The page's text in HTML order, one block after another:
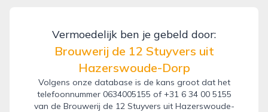
Vermoedelijk ben je gebeld door:
Brouwerij de 12 Stuyvers uit
Hazerswoude-Dorp
Volgens onze database is de kans groot dat het
telefoonnummer 0634005155 of +31 6 34 00 5155
van de Brouwerij de 12 Stuyvers uit Hazerswoude-